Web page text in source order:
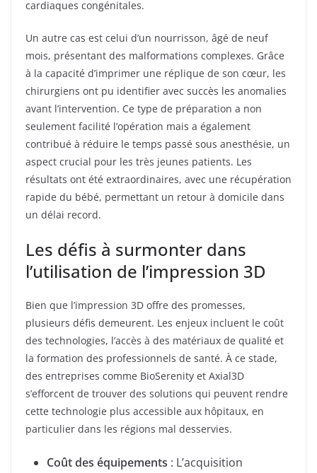
cardiaques congénitales.
Un autre cas est celui d’un nourrisson, âgé de neuf
mois, présentant des malformations complexes. Grâce
à la capacité d’imprimer une réplique de son cœur, les
chirurgiens ont pu identifier avec succès les anomalies
avant l’intervention. Ce type de préparation a non
seulement facilité l’opération mais a également
contribué à réduire le temps passé sous anesthésie, un
aspect crucial pour les très jeunes patients. Les
résultats ont été extraordinaires, avec une récupération
rapide du bébé, permettant un retour à domicile dans
un délai record.
Les défis à surmonter dans
l’utilisation de l’impression 3D
Bien que l’impression 3D offre des promesses,
plusieurs défis demeurent. Les enjeux incluent le coût
des technologies, l’accès à des matériaux de qualité et
la formation des professionnels de santé. À ce stade,
des entreprises comme BioSerenity et Axial3D
s’efforcent de trouver des solutions qui peuvent rendre
cette technologie plus accessible aux hôpitaux, en
particulier dans les régions mal desservies.
Coût des équipements : L’acquisition